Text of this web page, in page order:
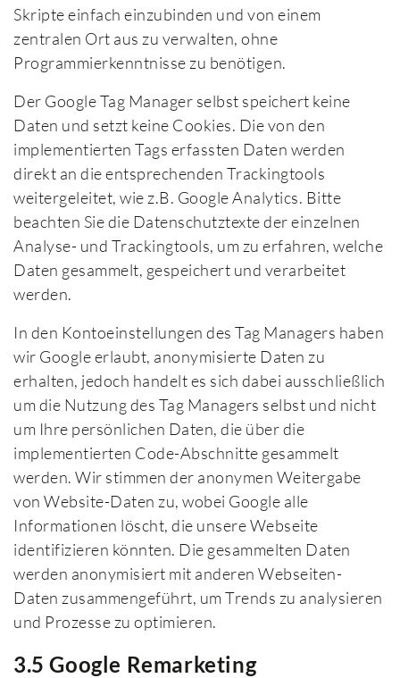
Skripte einfach einzubinden und von einem
zentralen Ort aus zu verwalten, ohne
Programmierkenntnisse zu benötigen.
Der Google Tag Manager selbst speichert keine
Daten und setzt keine Cookies. Die von den
implementierten Tags erfassten Daten werden
direkt an die entsprechenden Trackingtools
weitergeleitet, wie z.B. Google Analytics. Bitte
beachten Sie die Datenschutztexte der einzelnen
Analyse- und Trackingtools, um zu erfahren, welche
Daten gesammelt, gespeichert und verarbeitet
werden.
In den Kontoeinstellungen des Tag Managers haben
wir Google erlaubt, anonymisierte Daten zu
erhalten, jedoch handelt es sich dabei ausschließlich
um die Nutzung des Tag Managers selbst und nicht
um Ihre persönlichen Daten, die über die
implementierten Code-Abschnitte gesammelt
werden. Wir stimmen der anonymen Weitergabe
von Website-Daten zu, wobei Google alle
Informationen löscht, die unsere Webseite
identifizieren könnten. Die gesammelten Daten
werden anonymisiert mit anderen Webseiten-
Daten zusammengeführt, um Trends zu analysieren
und Prozesse zu optimieren.
3.5 Google Remarketing